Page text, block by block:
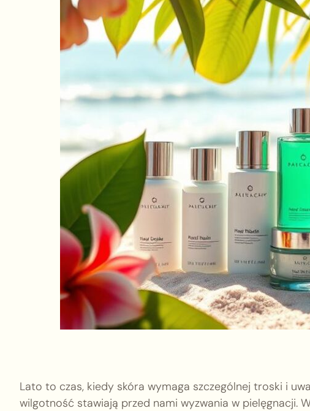
Lato to czas, kiedy skóra wymaga szczególnej troski i
wilgotność stawiają przed nami wyzwania w pielęgnacji.